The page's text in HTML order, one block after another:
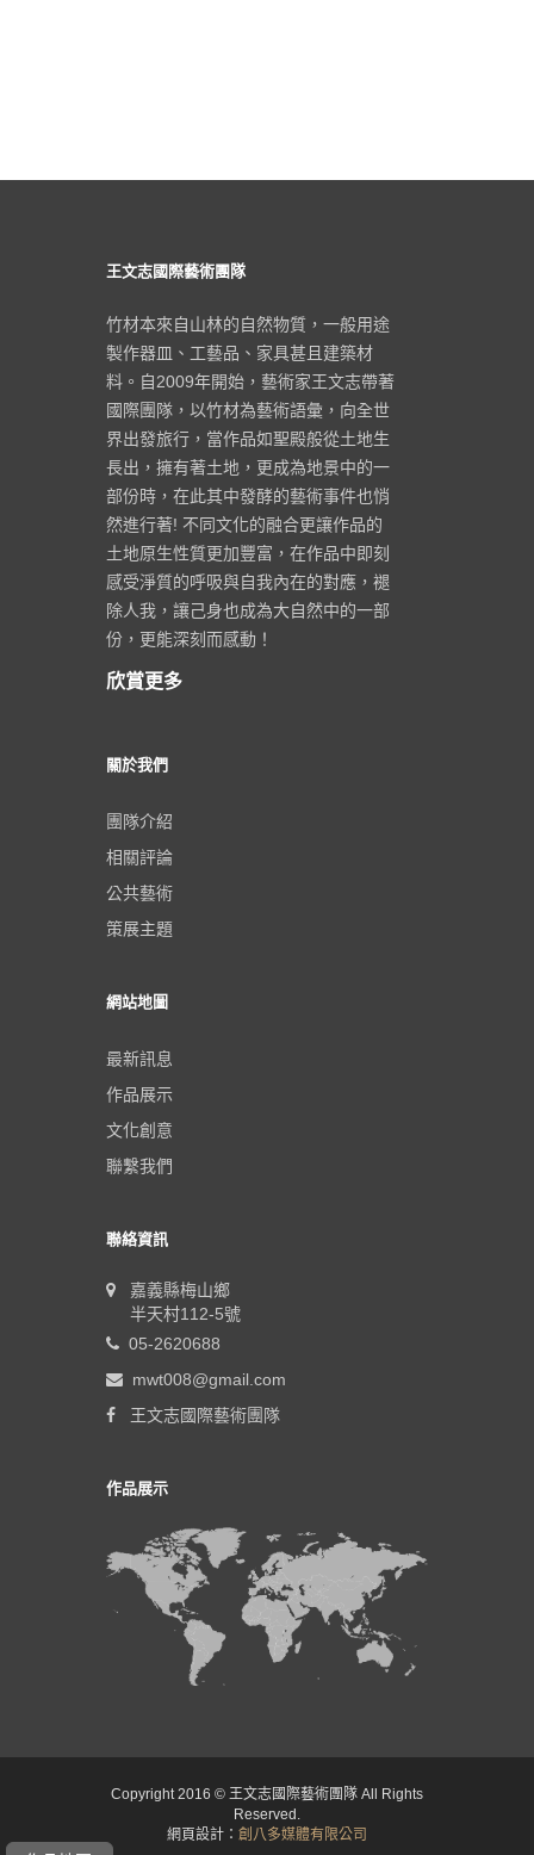
王文志國際藝術團隊
竹材本來自山林的自然物質，一般用途
製作器皿、工藝品、家具甚且建築材
料。自2009年開始，藝術家王文志帶著
國際團隊，以竹材為藝術語彙，向全世
界出發旅行，當作品如聖殿般從土地生
長出，擁有著土地，更成為地景中的一
部份時，在此其中發酵的藝術事件也悄
然進行著! 不同文化的融合更讓作品的
土地原生性質更加豐富，在作品中即刻
感受淨質的呼吸與自我內在的對應，褪
除人我，讓己身也成為大自然中的一部
份，更能深刻而感動！
欣賞更多
關於我們
團隊介紹
相關評論
公共藝術
策展主題
網站地圖
最新訊息
作品展示
文化創意
聯繫我們
聯絡資訊
嘉義縣梅山鄉
半天村112-5號
05-2620688
mwt008@gmail.com
王文志國際藝術團隊
作品展示
Copyright 2016 © 王文志國際藝術團隊 All Rights
Reserved.
網頁設計： 創八多媒體有限公司